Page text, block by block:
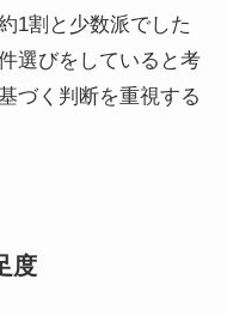
1割と少数派でした
選びをしていると考
づく判断を重視する
度